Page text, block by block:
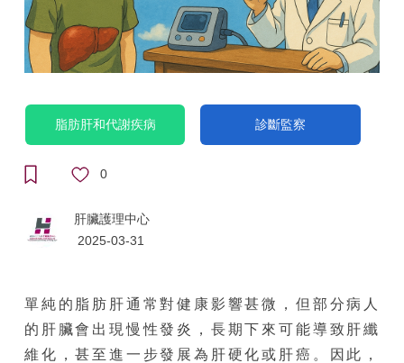
脂肪肝和代謝疾病 診斷監察
0
肝臟護理中心
2025-03-31
單純的脂肪肝通常對健康影響甚微，但部分病人
的肝臟會出現慢性發炎，長期下來可能導致肝纖
維化，甚至進一步發展為肝硬化或肝癌。因此，